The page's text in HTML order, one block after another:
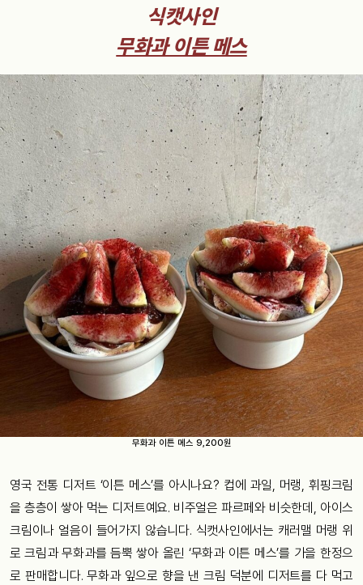
식캣사인
무화과 이튼 메스
무화과 이튼 메스 9,200원
영국 전통 디저트 ‘이튼 메스’를 아시나요? 컵에 과일, 머랭, 휘핑크림
을 층층이 쌓아 먹는 디저트예요. 비주얼은 파르페와 비슷한데, 아이스
크림이나 얼음이 들어가지 않습니다. 식캣사인에서는 캐러맬 머랭 위
로 크림과 무화과를 듬뿍 쌓아 올린 ‘무화과 이튼 메스’를 가을 한정으
로 판매합니다. 무화과 잎으로 향을 낸 크림 덕분에 디저트를 다 먹고